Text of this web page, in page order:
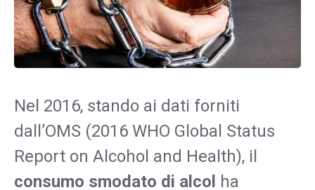
Nel 2016, stando ai dati forniti
dall’OMS (2016 WHO Global Status
Report on Alcohol and Health), il
consumo smodato di alcol
ha